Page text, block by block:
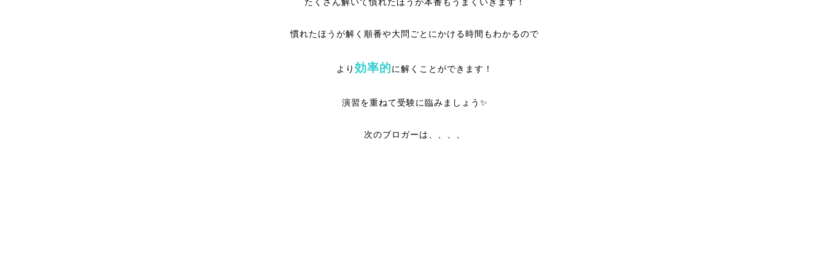
慣れたほうが解く順番や大問ごとにかける時間もわかるので
より 効率的に解くことができます！
演習を重ねて受験に臨みましょう✨
次のブロガーは、、、、